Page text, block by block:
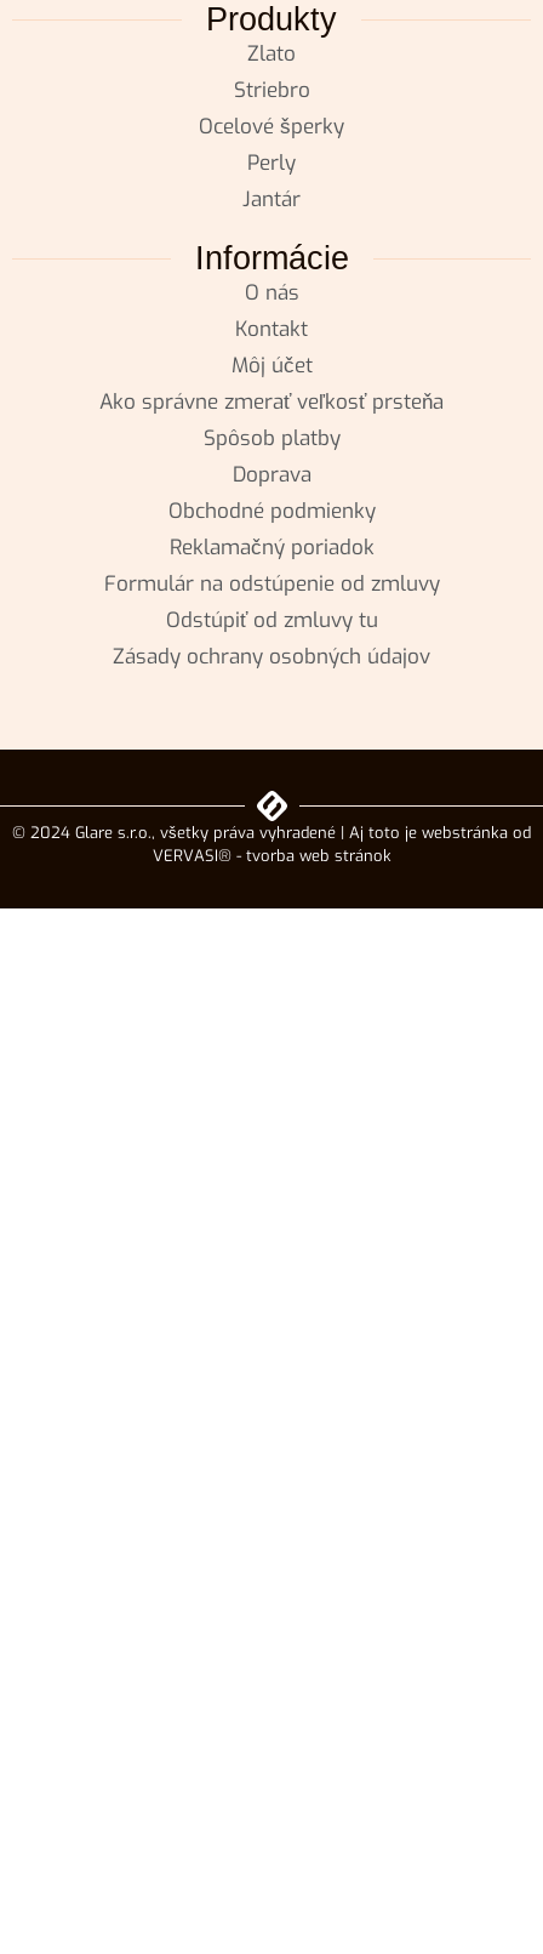
Produkty
Zlato
Striebro
Ocelové šperky
Perly
Jantár
Informácie
O nás
Kontakt
Môj účet
Ako správne zmerať veľkosť prsteňa
Spôsob platby
Doprava
Obchodné podmienky
Reklamačný poriadok
Formulár na odstúpenie od zmluvy
Odstúpiť od zmluvy tu
Zásady ochrany osobných údajov
© 2024 Glare s.r.o., všetky práva vyhradené | Aj toto je webstránka od
VERVASI® - tvorba web stránok